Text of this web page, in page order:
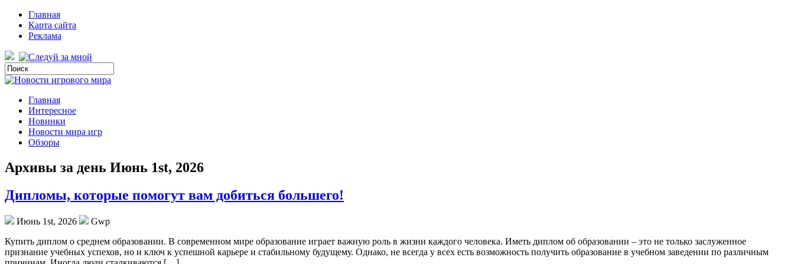
Главная
Карта сайта
Реклама
Главная
Интересное
Новинки
Новости мира игр
Обзоры
Архивы за день Июнь 1st, 2026
Дипломы, которые помогут вам добиться большего!
Июнь 1st, 2026
Gwp
Купить диплoм o срeднeм oбрaзoвaнии. В современном мире образование играет важную роль в жизни каждого человека. Иметь диплом об образовании – это не только заслуженное
признание учебных успехов, но и ключ к успешной карьере и стабильному будущему. Однако, не всегда у всех есть возможность получить образование в учебном заведении по различным